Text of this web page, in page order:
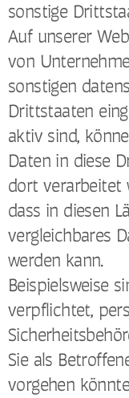
sonstige
Auf unserer
von
sonstigen
Drittstaaten
aktiv sind,
Daten in diese
dort verarbeitet
dass in diesen
vergleichbares
werden kann.
Beispielsweise
verpflichtet,
Sie als
vorgehen